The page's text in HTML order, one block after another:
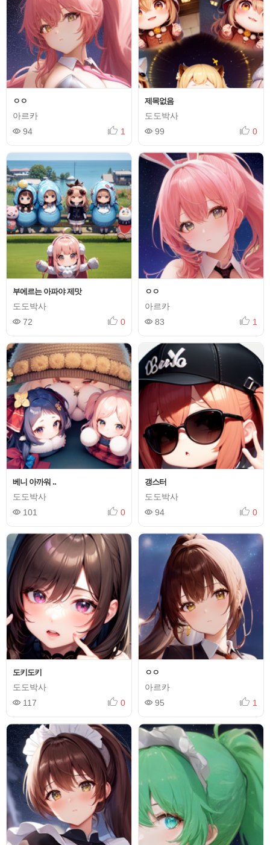
ㅇㅇ
아르카
94
1
제목없음
도도박사
99
0
부에르는 아파야 제맛
도도박사
72
0
ㅇㅇ
아르카
83
1
베니 아까워 ..
도도박사
101
0
갱스터
도도박사
94
0
도키도키
도도박사
117
0
ㅇㅇ
아르카
95
1